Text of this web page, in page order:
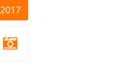
2017